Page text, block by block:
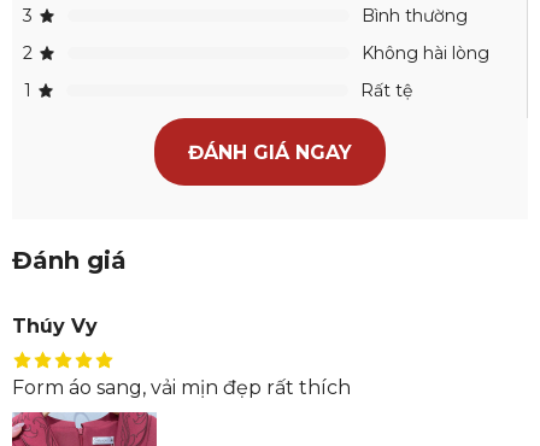
3
Bình thường
2
Không hài lòng
1
Rất tệ
ĐÁNH GIÁ NGAY
Đánh giá
Thúy Vy
Form áo sang, vải mịn đẹp rất thích